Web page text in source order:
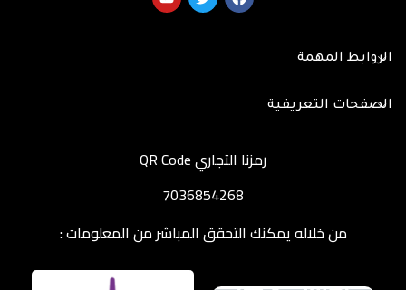
الروابط المهمة
الصفحات التعريفية
رمزنا التجاري QR Code
7036854268
من خلاله يمكنك التحقق المباشر من المعلومات :